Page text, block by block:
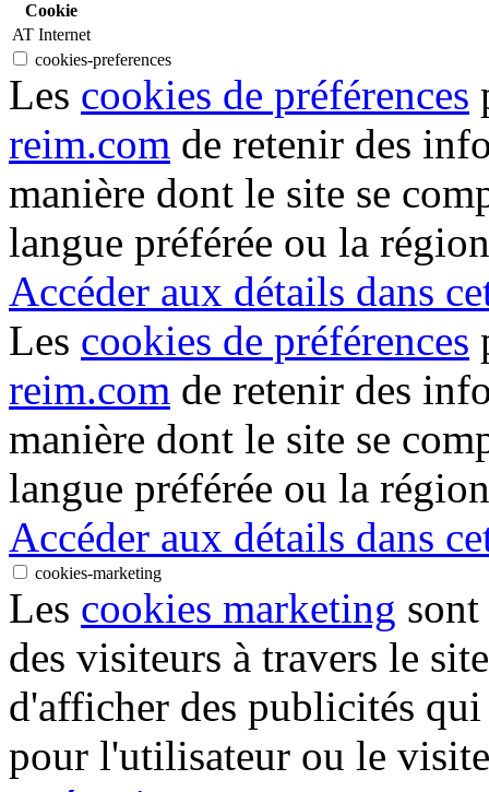
Cookie
AT Internet
cookies-preferences
Les cookies de préférences
reim.com de retenir des
manière dont le site se
langue préférée ou la
Accéder aux détails dans
Les cookies de préférences
reim.com de retenir des
manière dont le site se
langue préférée ou la
Accéder aux détails dans
cookies-marketing
Les cookies marketing
des visiteurs à travers le
d'afficher des publicités qui
pour l'utilisateur ou le